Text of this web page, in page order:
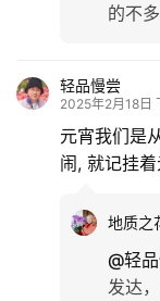
的不多
轻品慢尝
2025年2月18日
元宵我们是
闹, 就记挂着
地质之
@轻
发达